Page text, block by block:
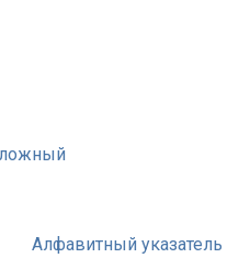
Алфавитный указатель